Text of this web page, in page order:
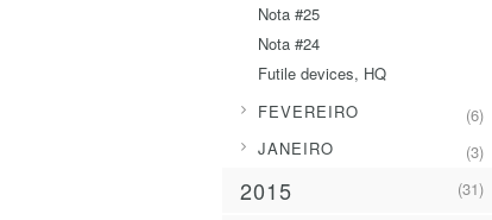
Nota #25
Nota #24
Futile devices, HQ
► FEVEREIRO (6)
► JANEIRO (3)
2015 (31)